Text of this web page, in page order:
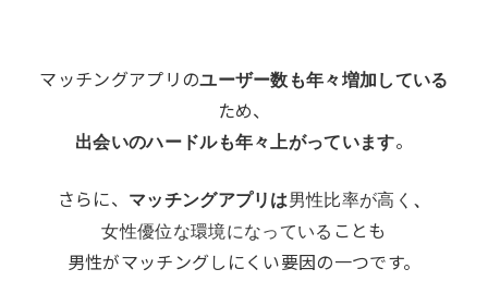
マッチングアプリのユーザー数も年々増加している
ため、
出会いのハードルも年々上がっています。
さらに、 マッチングアプリは男性比率が高く 、
女性優位な環境になっている ことも
男性がマッチングしにくい要因の一つです。